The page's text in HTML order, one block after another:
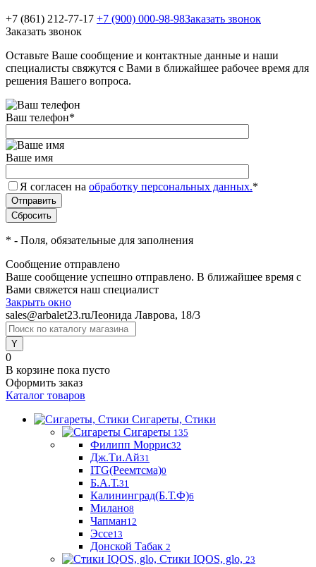
+7 (861) 212-77-17 +7 (900) 000-98-98Заказать звонок
Заказать звонок
Оставьте Ваше сообщение и контактные данные и наши
специалисты свяжутся с Вами в ближайшее рабочее время для
решения Вашего вопроса.
Ваш телефон*
Ваше имя
Я согласен на обработку персональных данных.*
* - Поля, обязательные для заполнения
Сообщение отправлено
Ваше сообщение успешно отправлено. В ближайшее время с
Вами свяжется наш специалист
Закрыть окно
sales@arbalet23.ruЛеонида Лаврова, 18/3
0
В корзине пока пусто
Оформить заказ
Каталог товаров
Сигареты, Стики
Сигареты 135
Филипп Моррис32
Дж.Ти.Ай31
ITG(Реемтсма)0
Б.А.Т.31
Калининград(Б.Т.Ф)6
Милано8
Чапман12
Эссе13
Донской Табак 2
Стики IQOS, glo, 23